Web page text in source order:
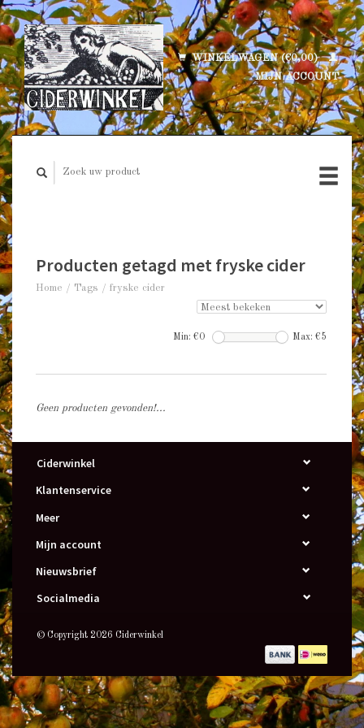
WINKELWAGEN (€0,00)
MIJN ACCOUNT
Producten getagd met fryske cider
Home / Tags / fryske cider
Min: €0 Max: €5
Geen producten gevonden!...
Ciderwinkel
Klantenservice
Meer
Mijn account
Nieuwsbrief
Socialmedia
© Copyright 2026 Ciderwinkel